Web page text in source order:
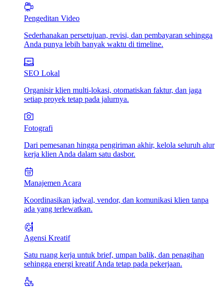
Pengeditan Video
Sederhanakan persetujuan, revisi, dan pembayaran sehingga
Anda punya lebih banyak waktu di timeline.
SEO Lokal
Organisir klien multi-lokasi, otomatiskan faktur, dan jaga
setiap proyek tetap pada jalurnya.
Fotografi
Dari pemesanan hingga pengiriman akhir, kelola seluruh alur
kerja klien Anda dalam satu dasbor.
Manajemen Acara
Koordinasikan jadwal, vendor, dan komunikasi klien tanpa
ada yang terlewatkan.
Agensi Kreatif
Satu ruang kerja untuk brief, umpan balik, dan penagihan
sehingga energi kreatif Anda tetap pada pekerjaan.